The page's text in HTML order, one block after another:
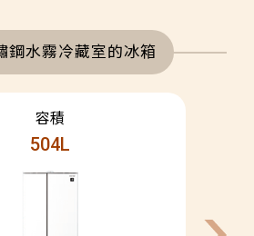
鋼水霧冷藏室的冰箱
504L